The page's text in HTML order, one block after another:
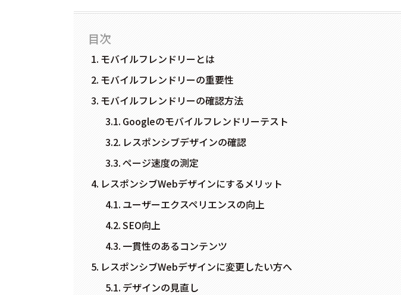
目次
モバイルフレンドリーとは
モバイルフレンドリーの重要性
モバイルフレンドリーの確認方法
Googleのモバイルフレンドリーテスト
レスポンシブデザインの確認
ページ速度の測定
レスポンシブWebデザインにするメリット
ユーザーエクスペリエンスの向上
SEO向上
一貫性のあるコンテンツ
レスポンシブWebデザインに変更したい方へ
デザインの見直し